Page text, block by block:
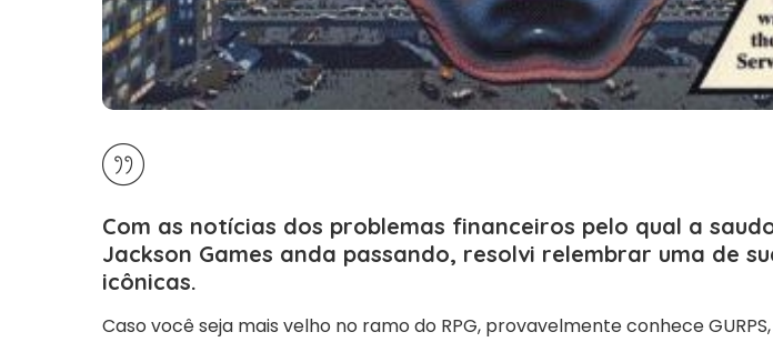
Com as notícias dos problemas financeiros pelo qual a
Jackson Games anda passando, resolvi relembrar uma de
icônicas.
Caso você seja mais velho no ramo do RPG, provavelmente conhece